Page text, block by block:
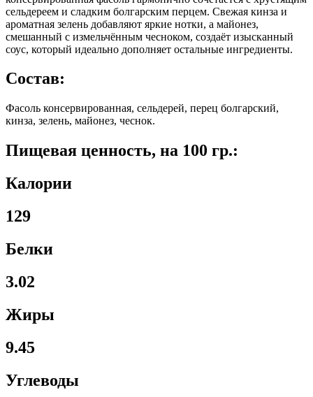
сельдереем и сладким болгарским перцем. Свежая кинза и
ароматная зелень добавляют яркие нотки, а майонез,
смешанный с измельчённым чесноком, создаёт изысканный
соус, который идеально дополняет остальные ингредиенты.
Состав:
Фасоль консервированная, сельдерей, перец болгарский,
кинза, зелень, майонез, чеснок.
Пищевая ценность, на 100 гр.:
Калории
129
Белки
3.02
Жиры
9.45
Углеводы